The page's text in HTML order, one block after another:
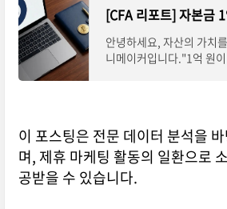
안녕하세요, 자산의 가치
니메이커입니다."1억 원
이 포스팅은 전문 데이터 분석을
며, 제휴 마케팅 활동의 일환으로
공받을 수 있습니다.